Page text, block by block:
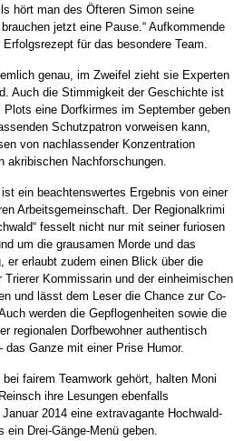
hört man des Öfteren Simon seine
jetzt eine Pause.“ Aufkommende
für das besondere Team.
genau, im Zweifel zieht sie Experten
Auch die Stimmigkeit der Geschichte ist
eine Dorfkirmes im September geben
Schutzpatron vorweisen kann,
von nachlassender Konzentration
akribischen Nachforschungen.
ein beachtenswertes Ergebnis von einer
Arbeitsgemeinschaft. Der Regionalkrimi
fesselt nicht nur mit seiner furiosen
um die grausamen Morde und das
er erlaubt zudem einen Blick über die
Trierer Kommissarin und der einheimischen
und lässt dem Leser die Chance zur Co-
werden die Gepflogenheiten sowie die
regionalen Dorfbewohner authentisch
das Ganze mit einer Prise Humor.
fairem Teamwork gehört, halten Moni
ihre Lesungen ebenfalls
2014 eine extravagante Hochwald-
ein Drei-Gänge-Menü geben.